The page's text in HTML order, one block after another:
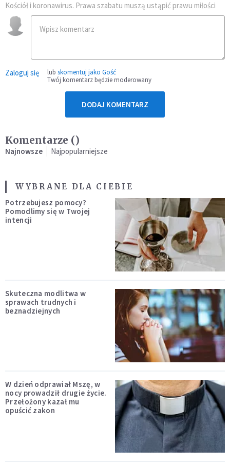
Kościół i koronawirus. Prawa szabatu muszą ustąpić prawu miłości
Zaloguj się lub skomentuj jako Gość
Twój komentarz będzie moderowany
DODAJ KOMENTARZ
Komentarze ()
Najnowsze Najpopularniejsze
WYBRANE DLA CIEBIE
Potrzebujesz pomocy?
Pomodlimy się w Twojej
intencji
Skuteczna modlitwa w
sprawach trudnych i
beznadziejnych
W dzień odprawiał Mszę, w
nocy prowadził drugie życie.
Przełożony kazał mu
opuścić zakon